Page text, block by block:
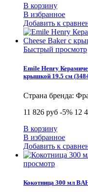
В корзину
В избранное
Добавить к
Быстрый просмотр
Emile Henry
крышкой 19.5 см
Страна бренда:
11 826 руб -5% 12
В корзину
В избранное
Добавить к
просмотр
Кокотница 300 мл